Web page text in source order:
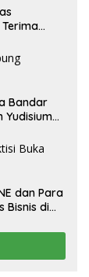
Bandar
Yudisium
dan Para
Bisnis di